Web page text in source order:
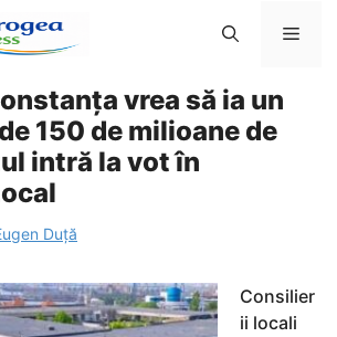
vrea să ia un
150 de milioane de
intră la vot în
Duță
Consilier
ii locali